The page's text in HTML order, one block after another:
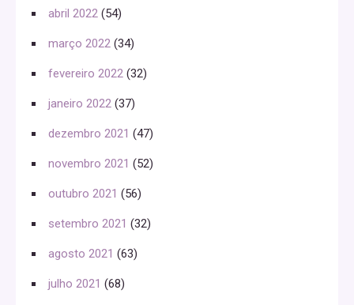
abril 2022 (54)
março 2022 (34)
fevereiro 2022 (32)
janeiro 2022 (37)
dezembro 2021 (47)
novembro 2021 (52)
outubro 2021 (56)
setembro 2021 (32)
agosto 2021 (63)
julho 2021 (68)